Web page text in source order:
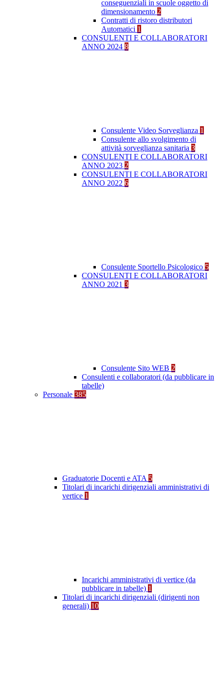
conseguenziali in scuole oggetto di
dimensionamento 2
Contratti di ristoro distributori
Automatici 1
CONSULENTI E COLLABORATORI
ANNO 2024 8
Consulente Video Sorveglianza 1
Consulente allo svolgimento di
attività sorveglianza sanitaria 3
CONSULENTI E COLLABORATORI
ANNO 2023 2
CONSULENTI E COLLABORATORI
ANNO 2022 6
Consulente Sportello Psicologico 5
CONSULENTI E COLLABORATORI
ANNO 2021 3
Consulente Sito WEB 2
Consulenti e collaboratori (da pubblicare in
tabelle)
Personale 385
Graduatorie Docenti e ATA 5
Titolari di incarichi dirigenziali amministrativi di
vertice 1
Incarichi amministrativi di vertice (da
pubblicare in tabelle) 1
Titolari di incarichi dirigenziali (dirigenti non
generali) 10